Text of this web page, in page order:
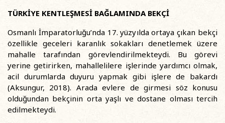
TÜRKİYE KENTLEŞMESİ BAĞLAMINDA BEKÇİ
Osmanlı İmparatorluğu’nda 17. yüzyılda ortaya çıkan bekçi
özellikle geceleri karanlık sokakları denetlemek üzere
mahalle tarafından görevlendirilmekteydi. Bu görevi
yerine getirirken, mahallelilere işlerinde yardımcı olmak,
acil durumlarda duyuru yapmak gibi işlere de bakardı
(Aksungur, 2018). Arada evlere de girmesi söz konusu
olduğundan bekçinin orta yaşlı ve dostane olması tercih
edilmekteydi.